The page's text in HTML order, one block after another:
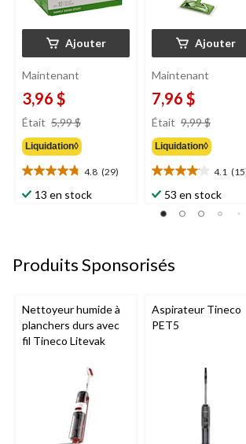
Ajouter
Maintenant
3,96 $
Était 5,99 $
Liquidation◊
4.8 (29)
4.8
étoile(s)
13 en stock
Ajouter
Maintenant
7,96 $
Était 9,99 $
Liquidation◊
4.1
4.1
étoile(s)
sur
53 en stock
Produits Sponsorisés
Nettoyeur humide à
planchers durs avec
fil Tineco Litevak
Aspirateur Tineco
PET5